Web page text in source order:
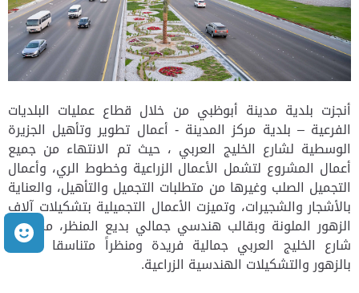
أنجزت بلدية مدينة أبوظبي من خلال قطاع عمليات البلديات
الفرعية – بلدية مركز المدينة - أعمال تطوير وتأهيل الجزيرة
الوسطية لشارع الخليج العربي ، حيث تم الانتهاء من جميع
أعمال المشروع لتشمل الأعمال الزراعية وخطوط الري، وأعمال
التجميل الصلب وغيرها من متطلبات التجميل والتأهيل، والعناية
بالأشجار والشجيرات، وتميزت الأعمال التجميلية بتشكيلات آلاف
الزهور الملونة وبقالب هندسي جمالي بديع المنظر، مما منح
شارع الخليج العربي جمالية فريدة ومنظراً متناسقا مفعماً
بالزهور والتشكيلات الهندسية الزراعية.